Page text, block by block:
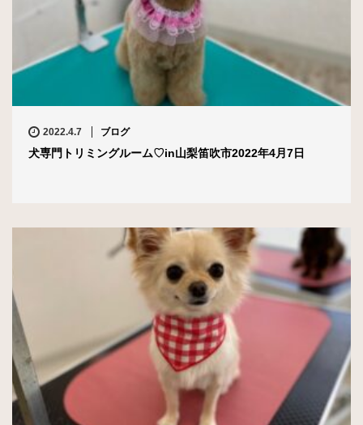
2022.4.7 ブログ
犬専門トリミングルーム♡in山梨笛吹市2022年4月7日